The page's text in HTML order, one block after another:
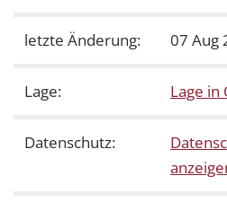
letzte Änderung: 07 Aug
Lage: Lage in
Datenschutz: